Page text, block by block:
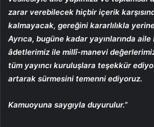
zarar verebilecek hiçbir içerik
kalmayacak, gereğini kararlılıkla
Ayrıca, bugüne kadar yayınlarında
âdetlerimiz ile millî-manevi
tüm yayıncı kuruluşlara teşekkür
artarak sürmesini temenni ediyoruz.
Kamuoyuna saygıyla duyurulur.”